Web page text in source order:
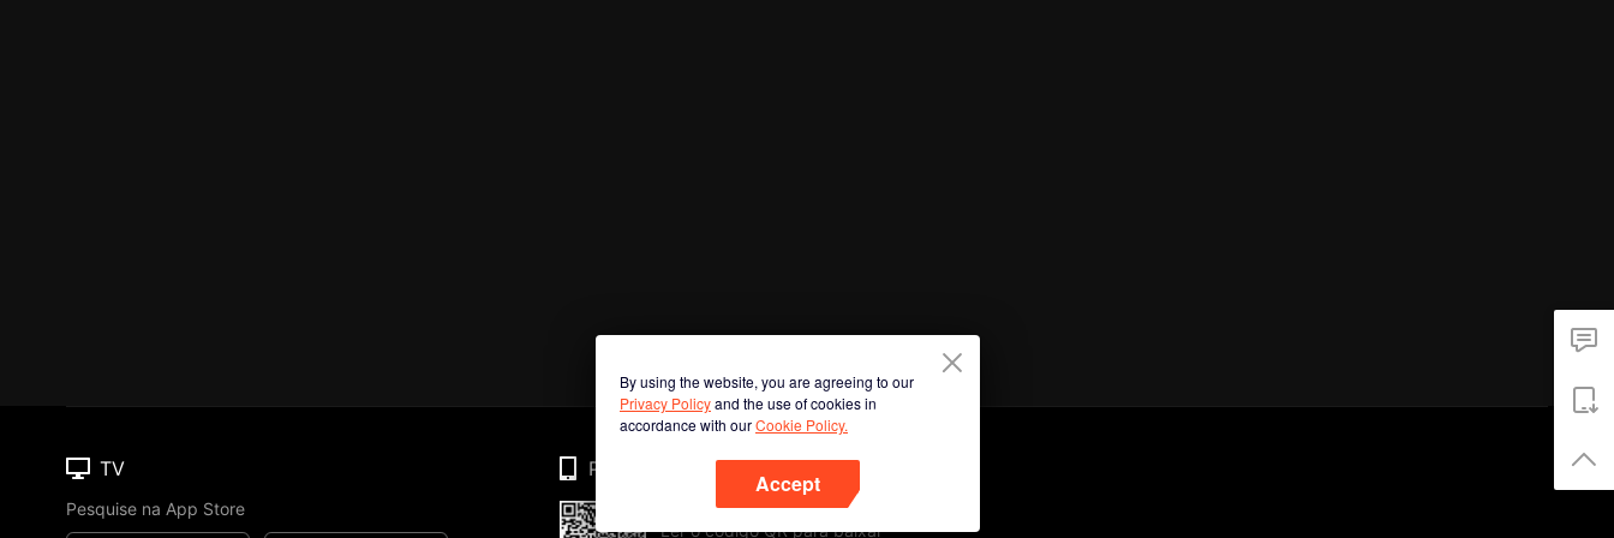
By using the website, you are agreeing to our
Privacy Policyand the use of cookies in
accordance with ourCookie Policy.
Accept
TV
Pesquise na App Store
Phone
Ler o código QR para baixar